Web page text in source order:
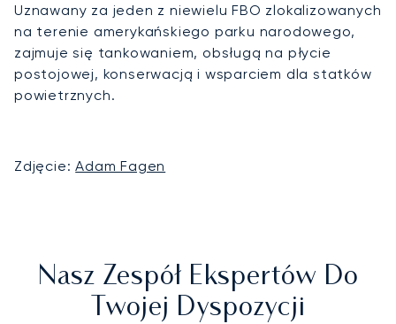
Uznawany za jeden z niewielu FBO zlokalizowanych
na terenie amerykańskiego parku narodowego,
zajmuje się tankowaniem, obsługą na płycie
postojowej, konserwacją i wsparciem dla statków
powietrznych.
Zdjęcie:Adam Fagen
Nasz Zespół Ekspertów Do
Twojej Dyspozycji